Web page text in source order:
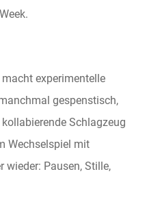
experimentelle
gespenstisch,
Schlagzeug
Wechselspiel mit
Pausen, Stille,